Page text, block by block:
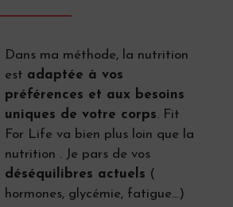
Dans ma méthode, la nutrition
est adaptée à vos
préférences et aux besoins
uniques de votre corps. Fit
For Life va bien plus loin que la
nutrition . Je pars de vos
déséquilibres actuels (
hormones, glycémie, fatigue...)